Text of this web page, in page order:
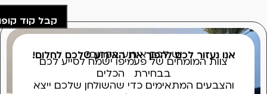
קבל קוד
יש לכם אירוע בקרוב?
אנו נעזור לכם להפוך את האירוע שלכם לחלום!
צוות המומחים של פעמיפו ישמח לסייע לכם
בבחירת הכלים
והצבעים המתאימים כדי שהשולחן שלכם ייצא